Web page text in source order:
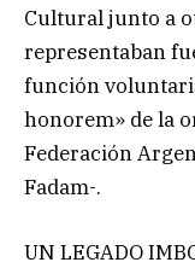
Cultural junto a
representaban
función
honorem» de la
Federación
Fadam-.
UN LEGADO